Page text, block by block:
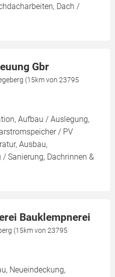
Dach /
Gbr
(15km von 23795
Aufbau / Auslegung,
/ PV
Ausbau,
Sanierung, Dachrinnen &
Bauklempnerei
(15km von 23795
Neueindeckung,